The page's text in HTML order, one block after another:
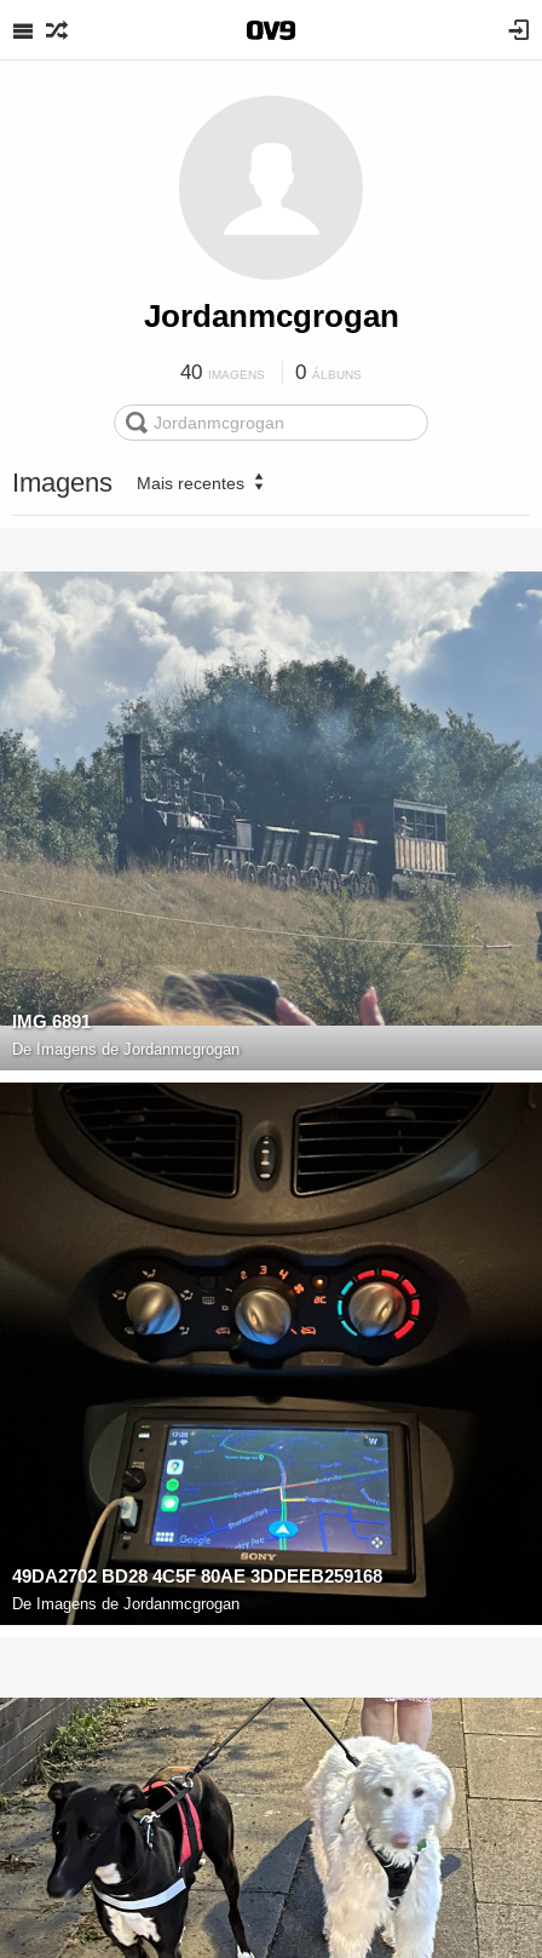
Jordanmcgrogan
40 IMAGENS 0 ÁLBUNS
Imagens Mais recentes
IMG 6891
De Imagens de Jordanmcgrogan
49DA2702 BD28 4C5F 80AE 3DDEEB259168
De Imagens de Jordanmcgrogan